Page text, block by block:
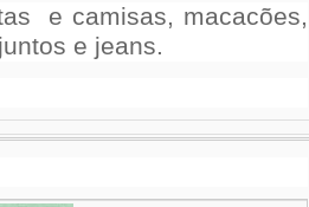
e camisas, macacões,
e jeans.